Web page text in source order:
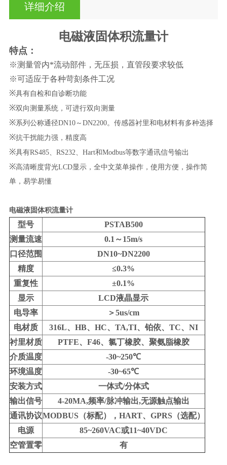
详细介绍
电磁液固体积流量计
特点：
※测量管内*流动部件，无压损，直管段要求较低
※可适应于各种苛刻条件工况
※具有自检和自诊断功能
※双向测量系统，可进行双向测量
※系列公称通径DN10～DN2200。传感器衬里和电材料有多种选择
※抗干扰能力强，精度高
※具有RS485、RS232、Hart和Modbus等数字通讯信号输出
※高清晰度背光LCD显示，全中文菜单操作，使用方便，操作简
单，易学易懂
电磁液固体积流量计
型号
PSTAB500
测量流速
0.1～15m/s
口径范围
DN10~DN2200
精度
≤0.3%
重复性
±0.1%
显示
LCD液晶显示
电导率
＞5us/cm
电材质
316L、HB、HC、TA,TI、铂依、TC、NI
衬里材质
PTFE、F46、氯丁橡胶、聚氨脂橡胶
介质温度
-30~250℃
环境温度
-30~65℃
安装方式
一体式/分体式
输出信号
4-20MA,频率/脉冲输出,无源触点输出
通讯协议MODBUS（标配），HART、GPRS（选配）
电源
85~260VAC或11~40VDC
空管置零
有